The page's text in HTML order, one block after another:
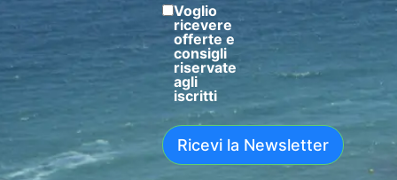
Voglio
ricevere
offerte e
consigli
riservate
agli
iscritti
Ricevi la Newsletter